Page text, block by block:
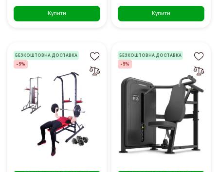
Купити Купити
БЕЗКОШТОВНА ДОСТАВКА
-5%
БЕЗКОШТОВНА ДОСТАВКА
-5%